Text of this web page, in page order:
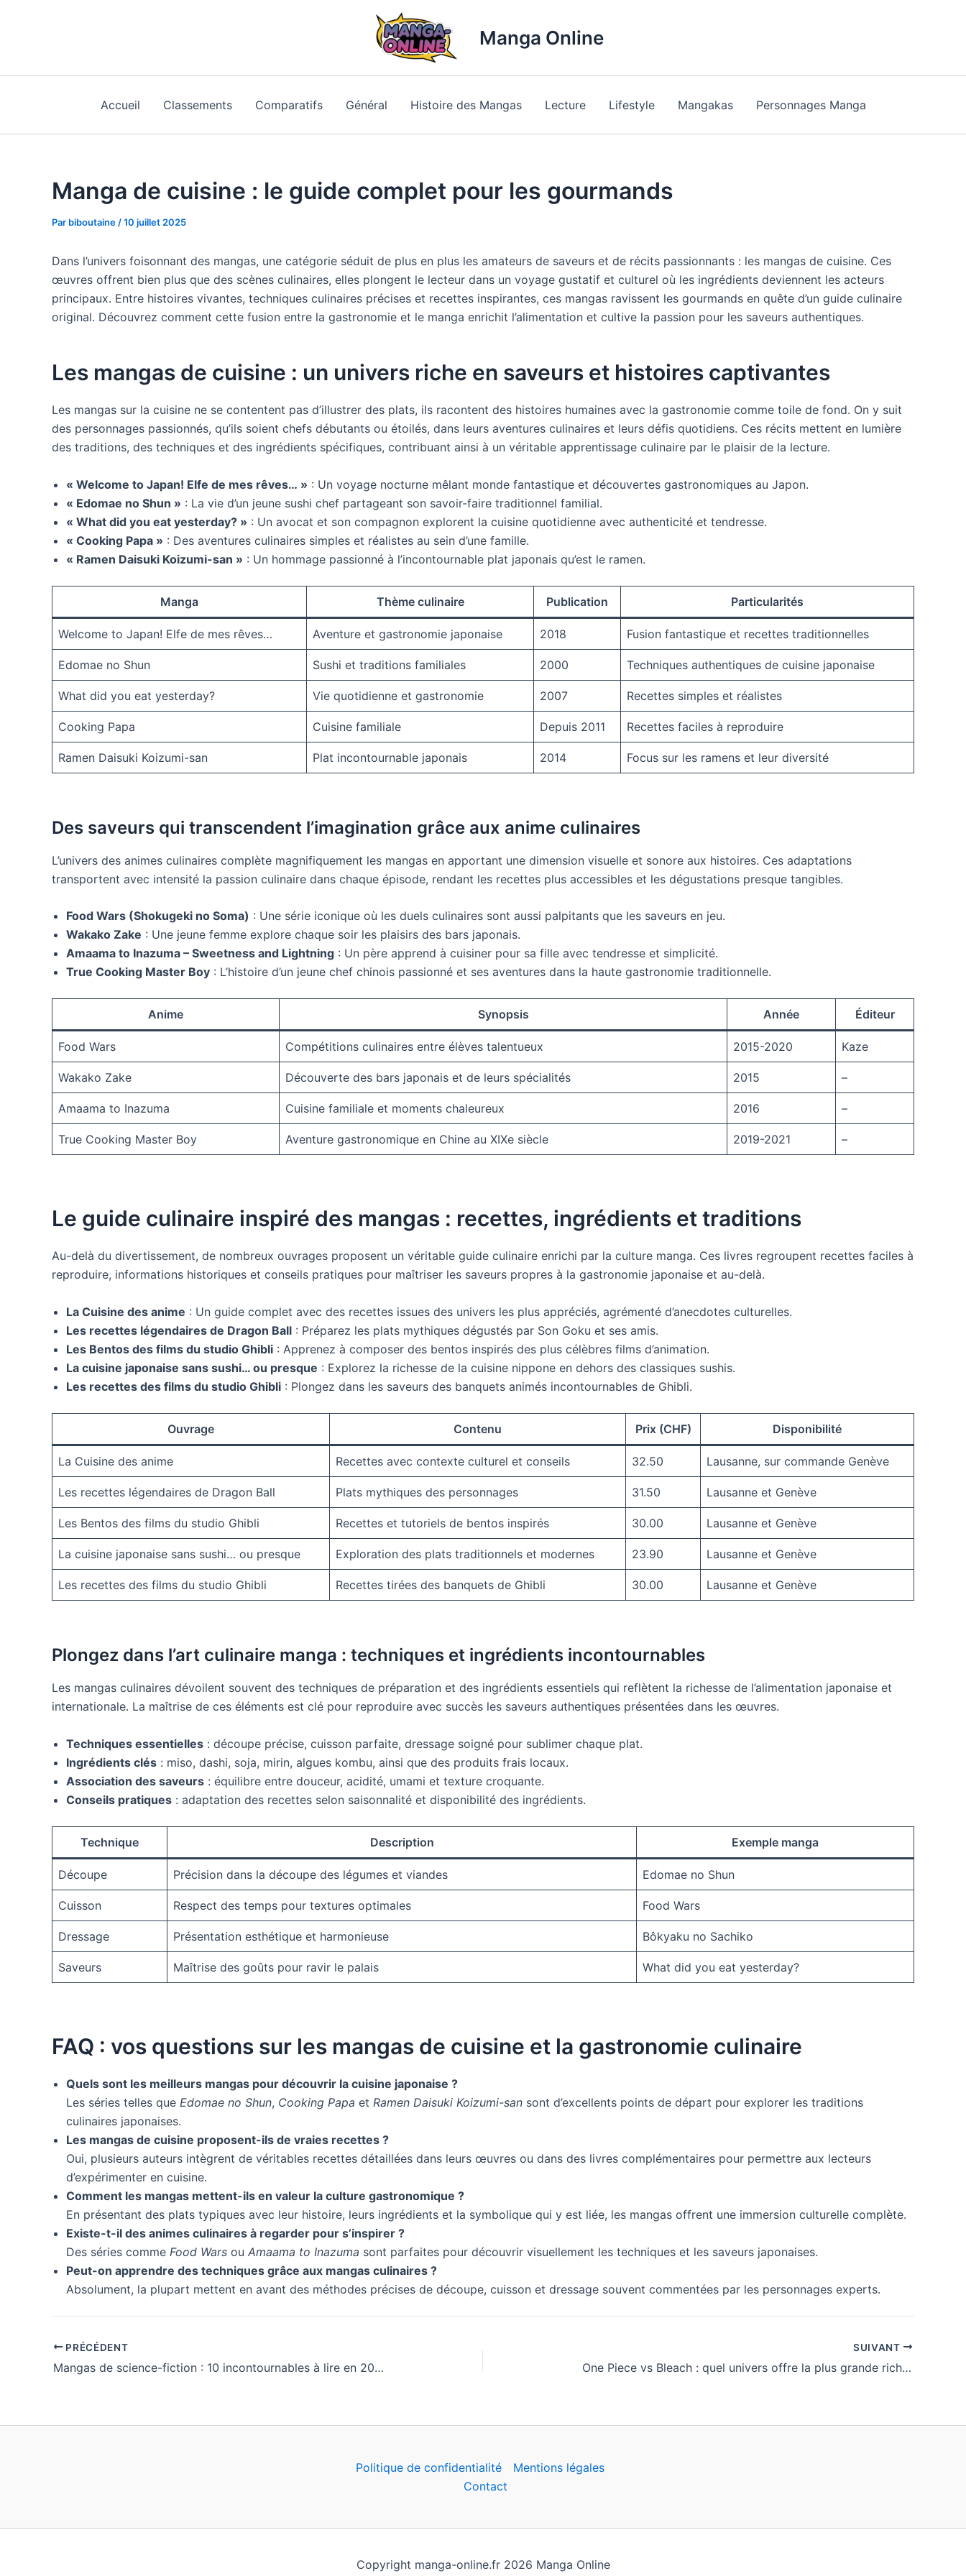
Manga Online
Accueil Classements Comparatifs Général Histoire des Mangas Lecture Lifestyle Mangakas Personnages Manga
Manga de cuisine : le guide complet pour les gourmands
Par biboutaine /10 juillet 2025
Dans l’univers foisonnant des mangas, une catégorie séduit de plus en plus les amateurs de saveurs et de récits passionnants : les mangas de cuisine. Ces
œuvres offrent bien plus que des scènes culinaires, elles plongent le lecteur dans un voyage gustatif et culturel où les ingrédients deviennent les acteurs
principaux. Entre histoires vivantes, techniques culinaires précises et recettes inspirantes, ces mangas ravissent les gourmands en quête d’un guide culinaire
original. Découvrez comment cette fusion entre la gastronomie et le manga enrichit l’alimentation et cultive la passion pour les saveurs authentiques.
Les mangas de cuisine : un univers riche en saveurs et histoires captivantes
Les mangas sur la cuisine ne se contentent pas d’illustrer des plats, ils racontent des histoires humaines avec la gastronomie comme toile de fond. On y suit
des personnages passionnés, qu’ils soient chefs débutants ou étoilés, dans leurs aventures culinaires et leurs défis quotidiens. Ces récits mettent en lumière
des traditions, des techniques et des ingrédients spécifiques, contribuant ainsi à un véritable apprentissage culinaire par le plaisir de la lecture.
« Welcome to Japan! Elfe de mes rêves… » : Un voyage nocturne mêlant monde fantastique et découvertes gastronomiques au Japon.
« Edomae no Shun » : La vie d’un jeune sushi chef partageant son savoir-faire traditionnel familial.
« What did you eat yesterday? » : Un avocat et son compagnon explorent la cuisine quotidienne avec authenticité et tendresse.
« Cooking Papa » : Des aventures culinaires simples et réalistes au sein d’une famille.
« Ramen Daisuki Koizumi-san » : Un hommage passionné à l’incontournable plat japonais qu’est le ramen.
Manga Thème culinaire Publication Particularités
Welcome to Japan! Elfe de mes rêves… Aventure et gastronomie japonaise 2018 Fusion fantastique et recettes traditionnelles
Edomae no Shun Sushi et traditions familiales 2000 Techniques authentiques de cuisine japonaise
What did you eat yesterday? Vie quotidienne et gastronomie 2007 Recettes simples et réalistes
Cooking Papa Cuisine familiale Depuis 2011 Recettes faciles à reproduire
Ramen Daisuki Koizumi-san Plat incontournable japonais 2014 Focus sur les ramens et leur diversité
Des saveurs qui transcendent l’imagination grâce aux anime culinaires
L’univers des animes culinaires complète magnifiquement les mangas en apportant une dimension visuelle et sonore aux histoires. Ces adaptations
transportent avec intensité la passion culinaire dans chaque épisode, rendant les recettes plus accessibles et les dégustations presque tangibles.
Food Wars (Shokugeki no Soma) : Une série iconique où les duels culinaires sont aussi palpitants que les saveurs en jeu.
Wakako Zake : Une jeune femme explore chaque soir les plaisirs des bars japonais.
Amaama to Inazuma – Sweetness and Lightning : Un père apprend à cuisiner pour sa fille avec tendresse et simplicité.
True Cooking Master Boy : L’histoire d’un jeune chef chinois passionné et ses aventures dans la haute gastronomie traditionnelle.
Anime Synopsis Année Éditeur
Food Wars Compétitions culinaires entre élèves talentueux 2015-2020 Kaze
Wakako Zake Découverte des bars japonais et de leurs spécialités 2015 –
Amaama to Inazuma Cuisine familiale et moments chaleureux 2016 –
True Cooking Master Boy Aventure gastronomique en Chine au XIXe siècle 2019-2021 –
Le guide culinaire inspiré des mangas : recettes, ingrédients et traditions
Au-delà du divertissement, de nombreux ouvrages proposent un véritable guide culinaire enrichi par la culture manga. Ces livres regroupent recettes faciles à
reproduire, informations historiques et conseils pratiques pour maîtriser les saveurs propres à la gastronomie japonaise et au-delà.
La Cuisine des anime : Un guide complet avec des recettes issues des univers les plus appréciés, agrémenté d’anecdotes culturelles.
Les recettes légendaires de Dragon Ball : Préparez les plats mythiques dégustés par Son Goku et ses amis.
Les Bentos des films du studio Ghibli : Apprenez à composer des bentos inspirés des plus célèbres films d’animation.
La cuisine japonaise sans sushi… ou presque : Explorez la richesse de la cuisine nippone en dehors des classiques sushis.
Les recettes des films du studio Ghibli : Plongez dans les saveurs des banquets animés incontournables de Ghibli.
Ouvrage Contenu Prix (CHF) Disponibilité
La Cuisine des anime Recettes avec contexte culturel et conseils 32.50 Lausanne, sur commande Genève
Les recettes légendaires de Dragon Ball Plats mythiques des personnages 31.50 Lausanne et Genève
Les Bentos des films du studio Ghibli Recettes et tutoriels de bentos inspirés 30.00 Lausanne et Genève
La cuisine japonaise sans sushi… ou presque Exploration des plats traditionnels et modernes 23.90 Lausanne et Genève
Les recettes des films du studio Ghibli Recettes tirées des banquets de Ghibli 30.00 Lausanne et Genève
Plongez dans l’art culinaire manga : techniques et ingrédients incontournables
Les mangas culinaires dévoilent souvent des techniques de préparation et des ingrédients essentiels qui reflètent la richesse de l’alimentation japonaise et
internationale. La maîtrise de ces éléments est clé pour reproduire avec succès les saveurs authentiques présentées dans les œuvres.
Techniques essentielles : découpe précise, cuisson parfaite, dressage soigné pour sublimer chaque plat.
Ingrédients clés : miso, dashi, soja, mirin, algues kombu, ainsi que des produits frais locaux.
Association des saveurs : équilibre entre douceur, acidité, umami et texture croquante.
Conseils pratiques : adaptation des recettes selon saisonnalité et disponibilité des ingrédients.
Technique Description Exemple manga
Découpe Précision dans la découpe des légumes et viandes Edomae no Shun
Cuisson Respect des temps pour textures optimales Food Wars
Dressage Présentation esthétique et harmonieuse Bôkyaku no Sachiko
Saveurs Maîtrise des goûts pour ravir le palais What did you eat yesterday?
FAQ : vos questions sur les mangas de cuisine et la gastronomie culinaire
Quels sont les meilleurs mangas pour découvrir la cuisine japonaise ?
Les séries telles que Edomae no Shun, Cooking Papa et Ramen Daisuki Koizumi-san sont d’excellents points de départ pour explorer les traditions
culinaires japonaises.
Les mangas de cuisine proposent-ils de vraies recettes ?
Oui, plusieurs auteurs intègrent de véritables recettes détaillées dans leurs œuvres ou dans des livres complémentaires pour permettre aux lecteurs
d’expérimenter en cuisine.
Comment les mangas mettent-ils en valeur la culture gastronomique ?
En présentant des plats typiques avec leur histoire, leurs ingrédients et la symbolique qui y est liée, les mangas offrent une immersion culturelle complète.
Existe-t-il des animes culinaires à regarder pour s’inspirer ?
Des séries comme Food Wars ou Amaama to Inazuma sont parfaites pour découvrir visuellement les techniques et les saveurs japonaises.
Peut-on apprendre des techniques grâce aux mangas culinaires ?
Absolument, la plupart mettent en avant des méthodes précises de découpe, cuisson et dressage souvent commentées par les personnages experts.
PRÉCÉDENT
Mangas de science-fiction : 10 incontournables à lire en 2025
SUIVANT
One Piece vs Bleach : quel univers offre la plus grande richesse narrative ?
Politique de confidentialité
Mentions légales
Contact
Copyright manga-online.fr 2026 Manga Online